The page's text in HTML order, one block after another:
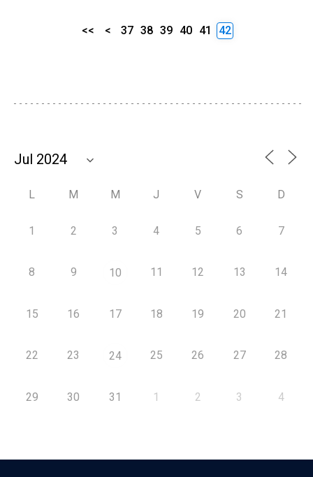
<< < 37 38 39 40 41 42
L M M J V S D
1 2 3 4 5 6 7
8 9 10 11 12 13 14
15 16 17 18 19 20 21
22 23 24 25 26 27 28
29 30 31 1 2 3 4